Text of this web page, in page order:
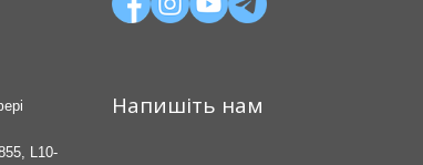
L10-
Напишіть нам